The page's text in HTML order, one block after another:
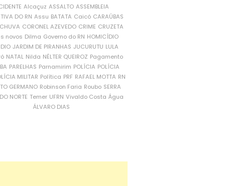
Alcaçuz ASSALTO ASSEMBLEIA
DO RN Assu BATATA Caicó CARAÚBAS
CORONEL AZEVEDO CRIME CRUZETA
novos Dilma Governo do RN HOMICÍDIO
JARDIM DE PIRANHAS JUCURUTU LULA
NATAL Nilda NÉLTER QUEIROZ Pagamento
PARELHAS Parnamirim POLÍCIA POLÍCIA
MILITAR Política PRF RAFAEL MOTTA RN
GERMANO Robinson Faria Roubo SERRA
NORTE Temer UFRN Vivaldo Costa Água
ÁLVARO DIAS